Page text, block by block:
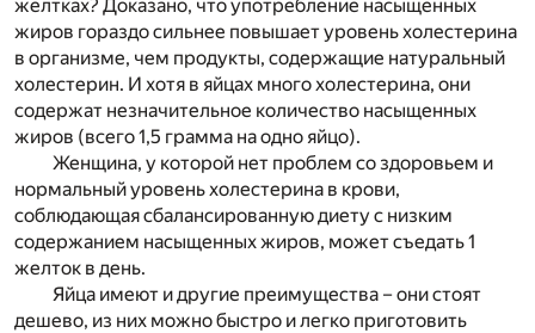
желтках? Доказано, что употребление насыщенных
жиров гораздо сильнее повышает уровень холестерина
в организме, чем продукты, содержащие натуральный
холестерин. И хотя в яйцах много холестерина, они
содержат незначительное количество насыщенных
жиров (всего 1,5 грамма на одно яйцо).
Женщина, у которой нет проблем со здоровьем и
нормальный уровень холестерина в крови,
соблюдающая сбалансированную диету с низким
содержанием насыщенных жиров, может съедать 1
желток в день.
Яйца имеют и другие преимущества – они стоят
дешево, из них можно быстро и легко приготовить